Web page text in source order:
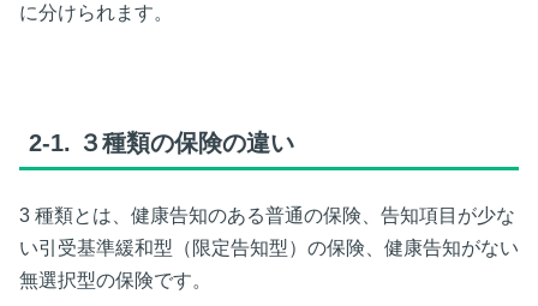
に分けられます。
2-1. ３種類の保険の違い
3 種類とは、健康告知のある普通の保険、告知項目が少な
い引受基準緩和型（限定告知型）の保険、健康告知がない
無選択型の保険です。